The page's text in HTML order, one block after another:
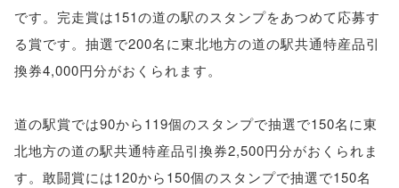
です。完走賞は151の道の駅のスタンプをあつめて応募す
る賞です。抽選で200名に東北地方の道の駅共通特産品引
換券4,000円分がおくられます。
道の駅賞では90から119個のスタンプで抽選で150名に東
北地方の道の駅共通特産品引換券2,500円分がおくられま
す。敢闘賞には120から150個のスタンプで抽選で150名